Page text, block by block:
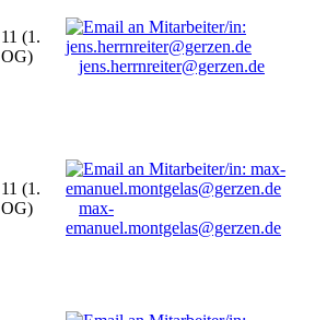
11 (1.
OG)
jens.herrnreiter@gerzen.de
11 (1.
OG)
max-
emanuel.montgelas@gerzen.de